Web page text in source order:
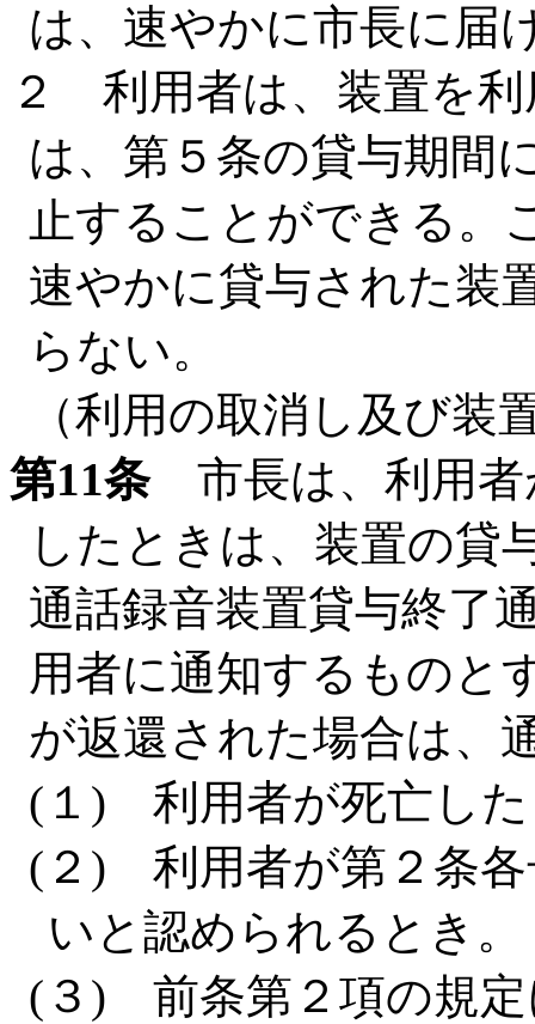
は、速やかに市長に届
２ 利用者は、装置を
は、第５条の貸与期間
止することができる。
速やかに貸与された装
らない。
（利用の取消し及び装
第11条市長は、利用者
したときは、装置の貸
通話録音装置貸与終了
用者に通知するものと
が返還された場合は、
(１) 利用者が死亡し
(２) 利用者が第２条各
いと認められるとき。
(３) 前条第２項の規定